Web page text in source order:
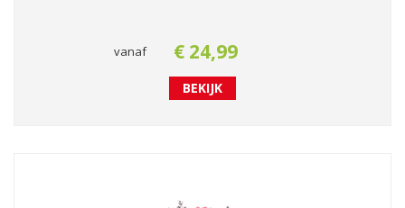
vanaf € 24,99
BEKIJK